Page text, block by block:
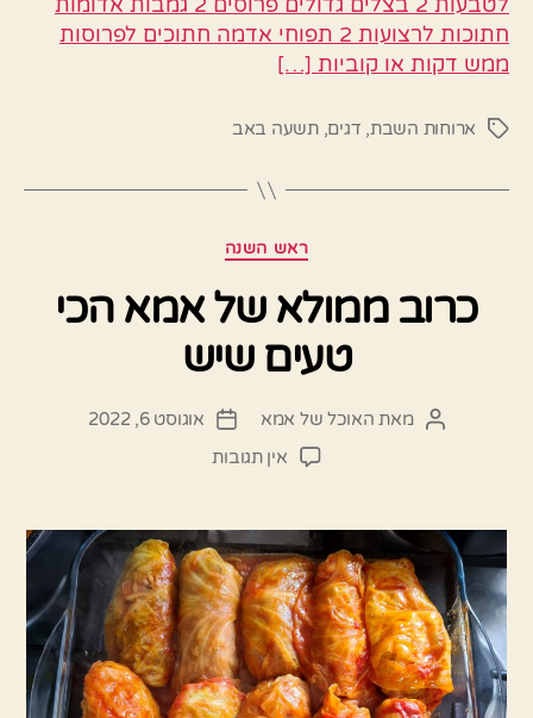
לטבעות 2 בצלים גדולים פרוסים 2 גמבות אדומות
חתוכות לרצועות 2 תפוחי אדמה חתוכים לפרוסות
ממש דקות או קוביות […]
תגיותארוחות השבת, דגים,תשעה באב
קטגוריות
ראש השנה
כרוב ממולא של אמא הכי
טעים שיש
המחבר
מאת האוכל של אמא
תאריךאוגוסט 6, 2022
אין תגובותעל
של
אמא
הכי
טעים
שיש